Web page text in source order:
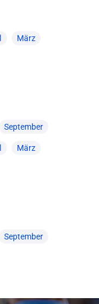
März
September
März
September